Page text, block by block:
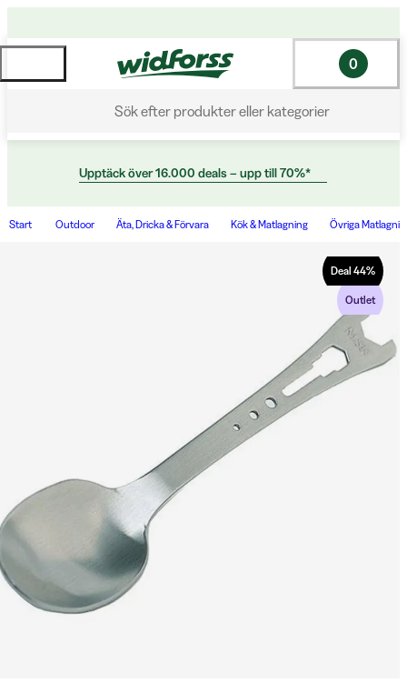
Sök efter produkter eller kategorier
0
Upptäck över 16.000 deals – upp till 70%*
Start Outdoor Äta, Dricka & Förvara Kök & Matlagning Övriga
Deal 44%
Outlet